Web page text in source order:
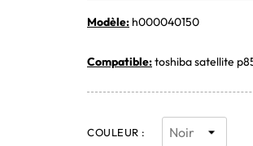
Modèle: h000040150
Compatible:toshiba satellite
COULEUR :